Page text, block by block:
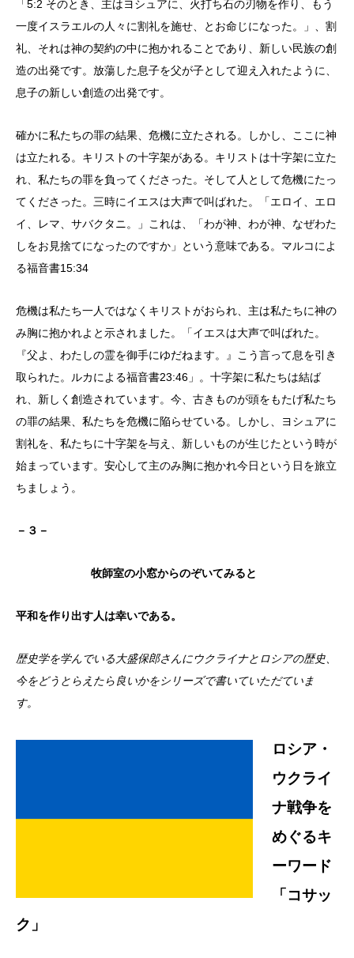
「5:2 そのとき、主はヨシュアに、火打ち石の刃物を作り、もう
一度イスラエルの人々に割礼を施せ、とお命じになった。」、割
礼、それは神の契約の中に抱かれることであり、新しい民族の創
造の出発です。放蕩した息子を父が子として迎え入れたように、
息子の新しい創造の出発です。
確かに私たちの罪の結果、危機に立たされる。しかし、ここに神
は立たれる。キリストの十字架がある。キリストは十字架に立た
れ、私たちの罪を負ってくださった。そして人として危機にたっ
てくださった。三時にイエスは大声で叫ばれた。「エロイ、エロ
イ、レマ、サバクタニ。」これは、「わが神、わが神、なぜわた
しをお見捨てになったのですか」という意味である。マルコによ
る福音書15:34
危機は私たち一人ではなくキリストがおられ、主は私たちに神の
み胸に抱かれよと示されました。「イエスは大声で叫ばれた。
『父よ、わたしの霊を御手にゆだねます。』こう言って息を引き
取られた。ルカによる福音書23:46」。十字架に私たちは結ば
れ、新しく創造されています。今、古きものが頭をもたげ私たち
の罪の結果、私たちを危機に陥らせている。しかし、ヨシュアに
割礼を、私たちに十字架を与え、新しいものが生じたという時が
始まっています。安心して主のみ胸に抱かれ今日という日を旅立
ちましょう。
－３－
牧師室の小窓からのぞいてみると
平和を作り出す人は幸いである。
歴史学を学んでいる大盛保郎さんにウクライナとロシアの歴史、
今をどう とらえたら良いかをシリーズで書いていただていま
す。
ロシア・
ウクライ
ナ戦争を
めぐるキ
ーワード
「コサッ
ク」